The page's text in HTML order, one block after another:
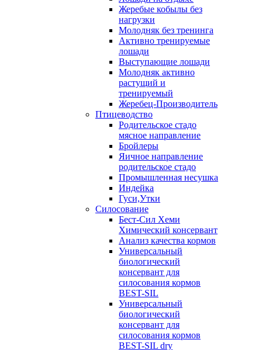
Жеребые кобылы без
нагрузки
Молодняк без тренинга
Активно тренируемые
лошади
Выступающие лошади
Молодняк активно
растущий и
тренируемый
Жеребец-Производитель
Птицеводство
Родительское стадо
мясное направление
Бройлеры
Яичное направление
родительское стадо
Промышленная несушка
Индейка
Гуси,Утки
Силосование
Бест-Сил Хеми
Химический консервант
Анализ качества кормов
Универсальный
биологический
консервант для
силосования кормов
BEST-SIL
Универсальный
биологический
консервант для
силосования кормов
BEST-SIL dry